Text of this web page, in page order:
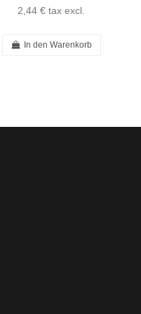
2,44 € tax excl.
In den Warenkorb